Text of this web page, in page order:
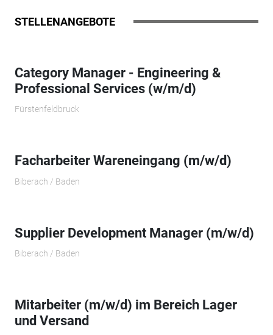
STELLENANGEBOTE
Category Manager - Engineering &
Professional Services (w/m/d)
Fürstenfeldbruck
Facharbeiter Wareneingang (m/w/d)
Biberach / Baden
Supplier Development Manager (m/w/d)
Biberach / Baden
Mitarbeiter (m/w/d) im Bereich Lager
und Versand